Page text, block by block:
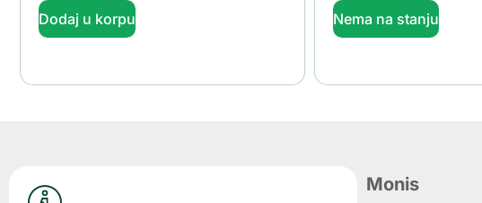
Dodaj u korpu
Nema na stanju
Monis